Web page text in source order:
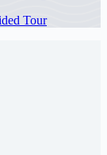
Tour